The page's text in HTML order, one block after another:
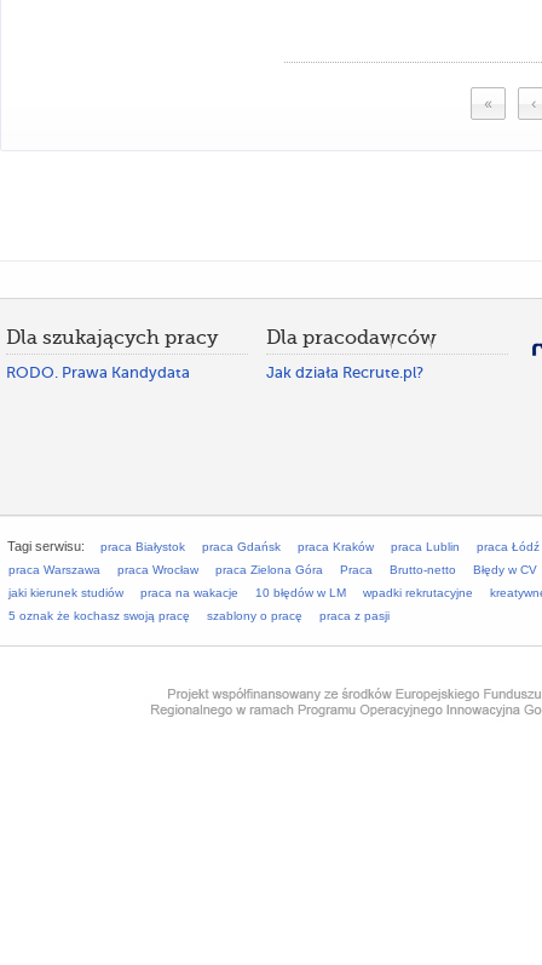
« ‹
Dla szukających pracy
RODO. Prawa Kandydata
Dla pracodawców
Jak działa Recrute.pl?
Tagi serwisu: praca Białystok praca Gdańsk praca Kraków praca Lublin
praca Łódź
praca Warszawa
praca Wrocław praca Zielona Góra Praca Brutto-netto
Błędy w CV
jaki kierunek studiów
praca na wakacje 10 błędów w LM wpadki rekrutacyjne
5 oznak że kochasz swoją pracę
szablony o pracę praca z pasji